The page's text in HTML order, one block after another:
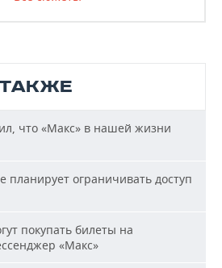
что «Макс» в нашей жизни
ограничивать доступ
покупать билеты на
«Макс»